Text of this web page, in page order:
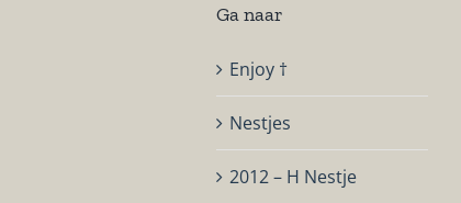
Ga naar
Enjoy †
Nestjes
2012 – H Nestje